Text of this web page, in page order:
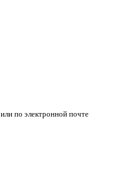
или по электронной почте